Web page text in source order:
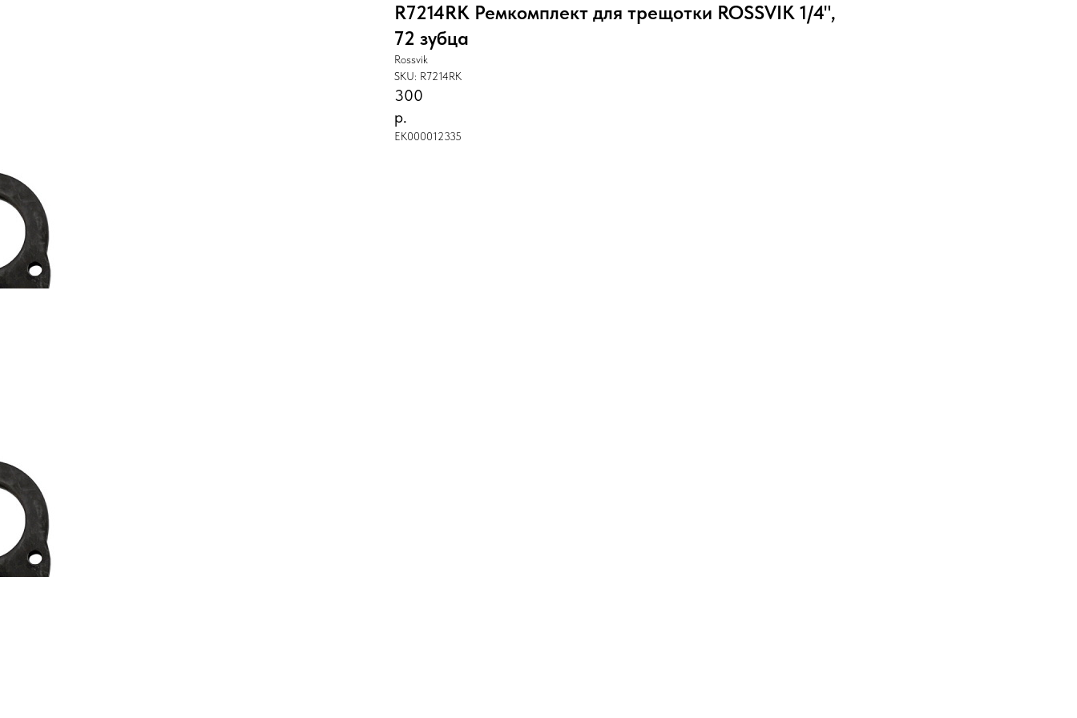
R7214RK Ремкомплект для трещотки ROSSVIK 1/4",
72 зубца
Rossvik
SKU: R7214RK
300
р.
ЕК000012335